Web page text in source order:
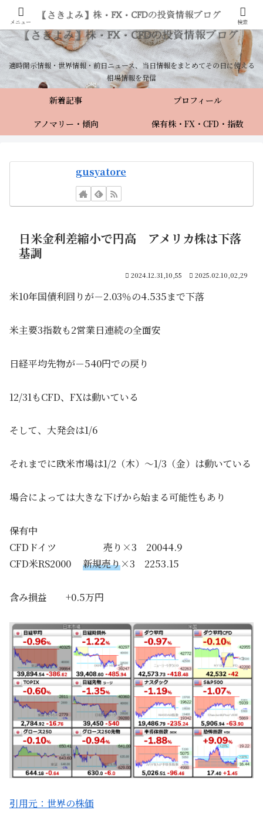
適時開示情報・世界情報・前日ニュース、当日情報をまとめてその日に使える
相場情報を発信
新着記事
プロフィール
アノマリー・傾向
保有株・FX・CFD・指数
gusyatore
日米金利差縮小で円高 アメリカ株は下落
基調
2024.12.31,10,55 2025.02.10,02,29
米10年国債利回りが－2.03％の4.535まで下落
米主要3指数も2営業日連続の全面安
日経平均先物が－540円での戻り
12/31もCFD、FXは動いている
そして、大発会は1/6
それまでに欧米市場は1/2（木）～1/3（金）は動いている
場合によっては大きな下げから始まる可能性もあり
保有中
CFDドイツ 売り×3 20044.9
CFD米RS2000 新規売り×3 2253.15
含み損益 +0.5万円
引用元：世界の株価
メニュー 検索